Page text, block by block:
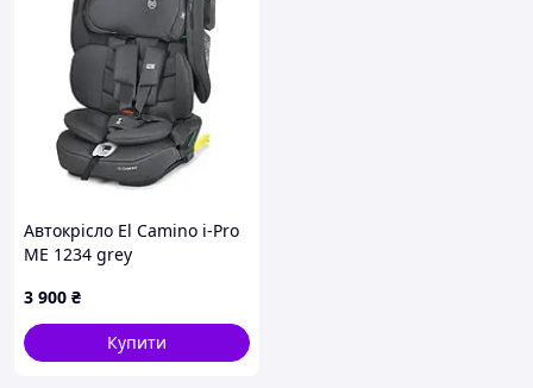
Автокрісло El Camino i-Pro
ME 1234 grey
3 900 ₴
Купити